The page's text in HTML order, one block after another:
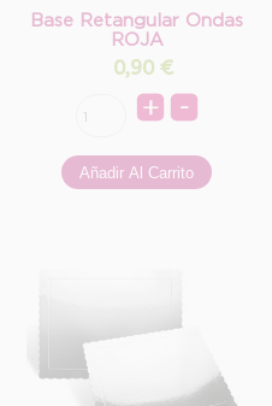
Base Retangular Ondas
ROJA
0,90 €